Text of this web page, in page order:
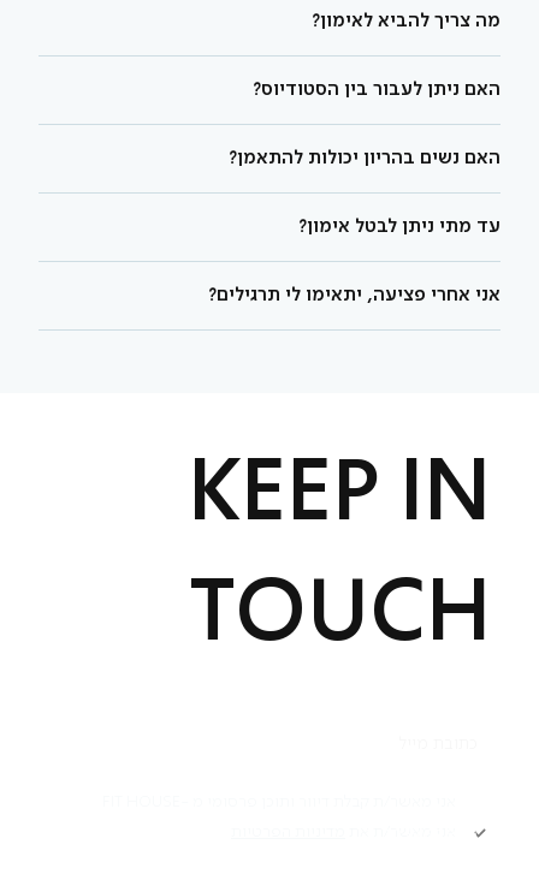
מה צריך להביא לאימון?
האם ניתן לעבור בין הסטודיוס?
האם נשים בהריון יכולות להתאמן?
עד מתי ניתן לבטל אימון?
אני אחרי פציעה, יתאימו לי תרגילים?
KEEP IN
TOUCH
Academy תקנון